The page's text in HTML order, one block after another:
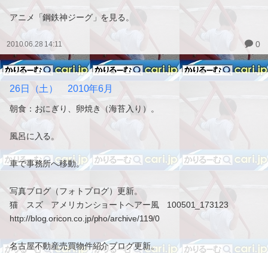
アニメ「鋼鉄神ジーグ」を見る。
2010.06.28 14:11 0
26日（土） 2010年6月
朝食：おにぎり、卵焼き（海苔入り）。
風呂に入る。
車で事務所へ移動。
写真ブログ（フォトブログ）更新。
猫 スズ アメリカンショートヘアー風 100501_173123
http://blog.oricon.co.jp/pho/archive/119/0
名古屋不動産売買物件紹介ブログ更新。